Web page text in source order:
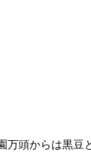
頭からは黒豆